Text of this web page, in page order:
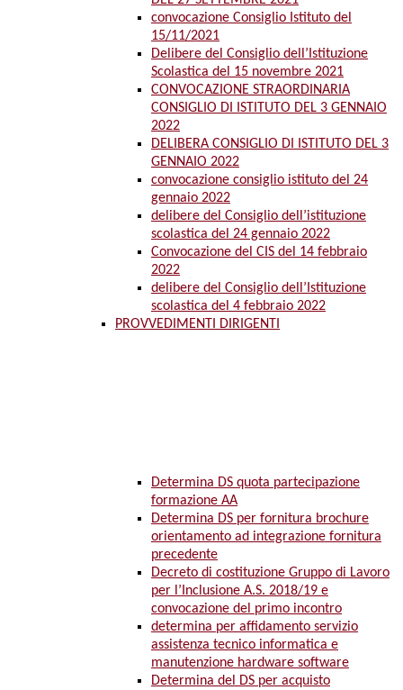
convocazione Consiglio Istituto del
15/11/2021
Delibere del Consiglio dell’Istituzione
Scolastica del 15 novembre 2021
CONVOCAZIONE STRAORDINARIA
CONSIGLIO DI ISTITUTO DEL 3 GENNAIO
2022
DELIBERA CONSIGLIO DI ISTITUTO DEL 3
GENNAIO 2022
convocazione consiglio istituto del 24
gennaio 2022
delibere del Consiglio dell’istituzione
scolastica del 24 gennaio 2022
Convocazione del CIS del 14 febbraio
2022
delibere del Consiglio dell’Istituzione
scolastica del 4 febbraio 2022
PROVVEDIMENTI DIRIGENTI
Determina DS quota partecipazione
formazione AA
Determina DS per fornitura brochure
orientamento ad integrazione fornitura
precedente
Decreto di costituzione Gruppo di Lavoro
per l’Inclusione A.S. 2018/19 e
convocazione del primo incontro
determina per affidamento servizio
assistenza tecnico informatica e
manutenzione hardware software
Determina del DS per acquisto